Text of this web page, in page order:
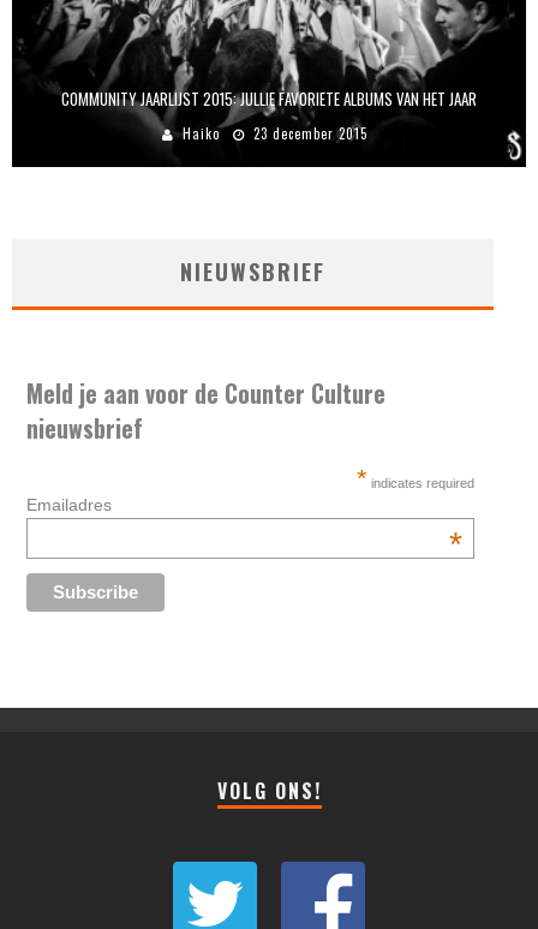
COMMUNITY JAARLIJST 2015: JULLIE FAVORIETE ALBUMS VAN HET JAAR
Haiko 23 december 2015
NIEUWSBRIEF
Meld je aan voor de Counter Culture
nieuwsbrief
* indicates required
Emailadres
*
VOLG ONS!